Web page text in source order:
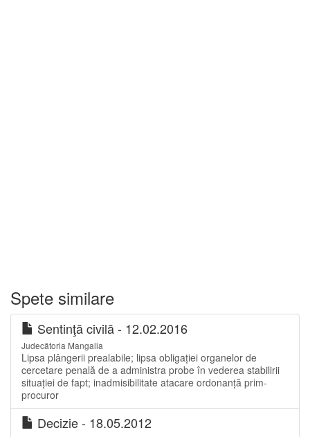
Spete similare
Sentinţă civilă - 12.02.2016
Judecătoria Mangalia
Lipsa plângerii prealabile; lipsa obligației organelor de
cercetare penală de a administra probe în vederea stabilirii
situației de fapt; inadmisibilitate atacare ordonanță prim-
procuror
Decizie - 18.05.2012